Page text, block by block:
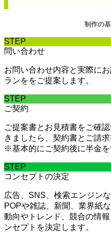
制作の
STEP
問い合わせ
お問い合わせ内容と実際に
ランををご提案します。
STEP
ご契約
ご提案書とお見積書をご確
きましたら、契約書とご請
※基本的にご契約後に半金を
STEP
コンセプトの決定
広告、SNS、検索エンジン
POPや雑誌、新聞、業界紙
動向やトレンド、競合の情
ンセプトを決定します。